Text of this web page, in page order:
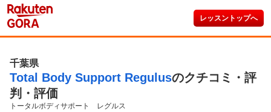
レッスントップへ
千葉県
Total Body Support Regulusのクチコミ・評
判・評価
トータルボディサポート　レグルス